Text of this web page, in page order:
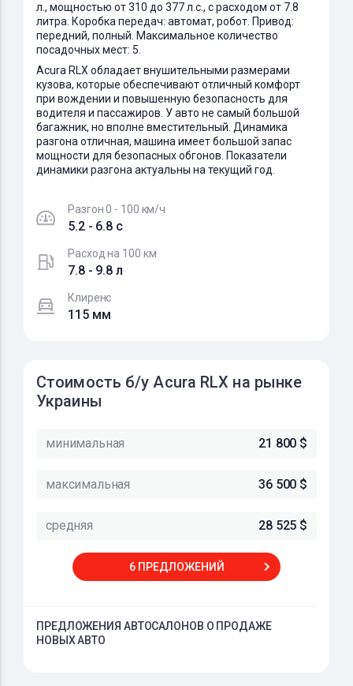
л., мощностью от 310 до 377 л.с., с расходом от 7.8
литра. Коробка передач: автомат, робот. Привод:
передний, полный. Максимальное количество
посадочных мест: 5.
Acura RLX обладает внушительными размерами
кузова, которые обеспечивают отличный комфорт
при вождении и повышенную безопасность для
водителя и пассажиров. У авто не самый большой
багажник, но вполне вместительный. Динамика
разгона отличная, машина имеет большой запас
мощности для безопасных обгонов. Показатели
динамики разгона актуальны на текущий год.
Разгон 0 - 100 км/ч
5.2 - 6.8 c
Расход на 100 км
7.8 - 9.8 л
Клиренс
115 мм
Стоимость б/у Acura RLX на рынке
Украины
минимальная 21 800 $
максимальная 36 500 $
средняя 28 525 $
6 ПРЕДЛОЖЕНИЙ
ПРЕДЛОЖЕНИЯ АВТОСАЛОНОВ О ПРОДАЖЕ
НОВЫХ АВТО